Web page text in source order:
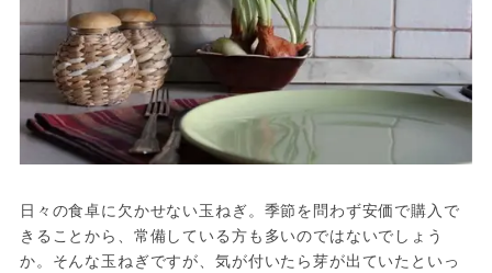
日々の食卓に欠かせない玉ねぎ。季節を問わず安価で購入で
きることから、常備している方も多いのではないでしょう
か。そんな玉ねぎですが、気が付いたら芽が出ていたといっ